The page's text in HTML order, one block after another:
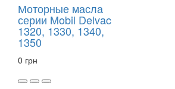
Моторные масла
серии Mobil Delvac
1320, 1330, 1340,
1350
0 грн